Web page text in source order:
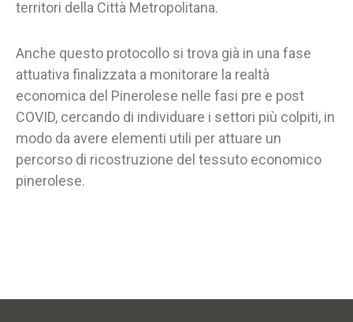
territori della Città Metropolitana.
Anche questo protocollo si trova già in una fase
attuativa finalizzata a monitorare la realtà
economica del Pinerolese nelle fasi pre e post
COVID, cercando di individuare i settori più colpiti, in
modo da avere elementi utili per attuare un
percorso di ricostruzione del tessuto economico
pinerolese.